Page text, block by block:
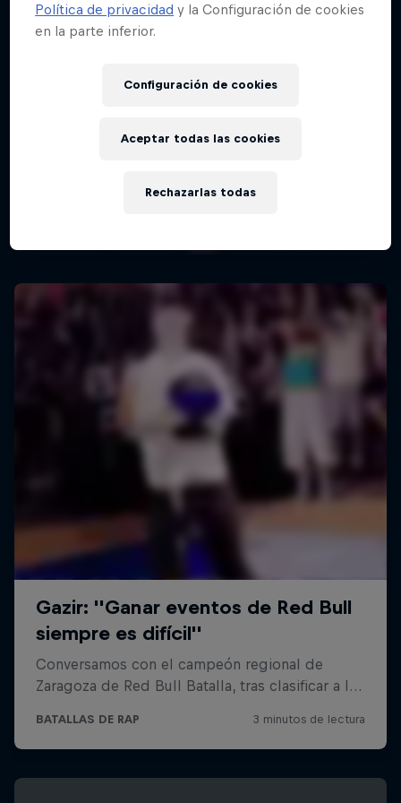
Política de privacidad y la Configuración de cookies
en la parte inferior.
Configuración de cookies
Rechazarlas todas
Aceptar todas las cookies